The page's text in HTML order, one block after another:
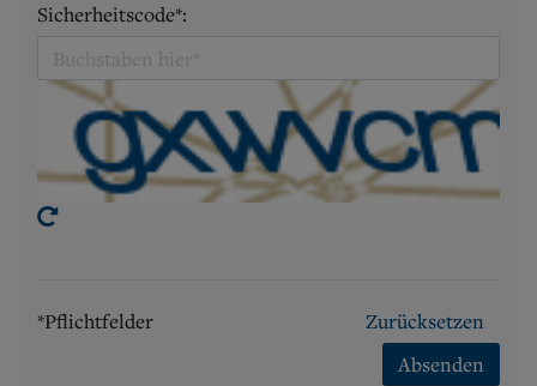
Sicherheitscode*:
*Pflichtfelder
Zurücksetzen
Absenden